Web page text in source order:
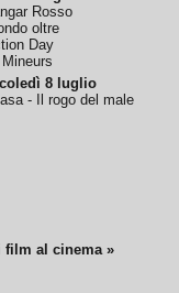
Rosso
oltre
Day
8 luglio
- Il rogo del male
film al cinema »